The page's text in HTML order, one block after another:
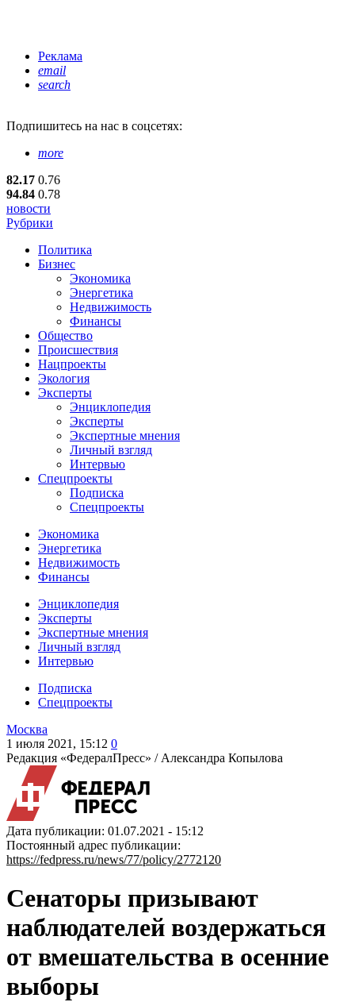
Реклама
email
search
Подпишитесь на нас в соцсетях:
more
82.17 0.76
94.84 0.78
новости
Рубрики
Политика
Бизнес
Экономика
Энергетика
Недвижимость
Финансы
Общество
Происшествия
Нацпроекты
Экология
Эксперты
Энциклопедия
Эксперты
Экспертные мнения
Личный взгляд
Интервью
Спецпроекты
Подписка
Спецпроекты
Экономика
Энергетика
Недвижимость
Финансы
Энциклопедия
Эксперты
Экспертные мнения
Личный взгляд
Интервью
Подписка
Спецпроекты
Москва
1 июля 2021, 15:12 0
Редакция «ФедералПресс» / Александра Копылова
Дата публикации: 01.07.2021 - 15:12
Постоянный адрес публикации:
https://fedpress.ru/news/77/policy/2772120
Сенаторы призывают
наблюдателей воздержаться
от вмешательства в осенние
выборы